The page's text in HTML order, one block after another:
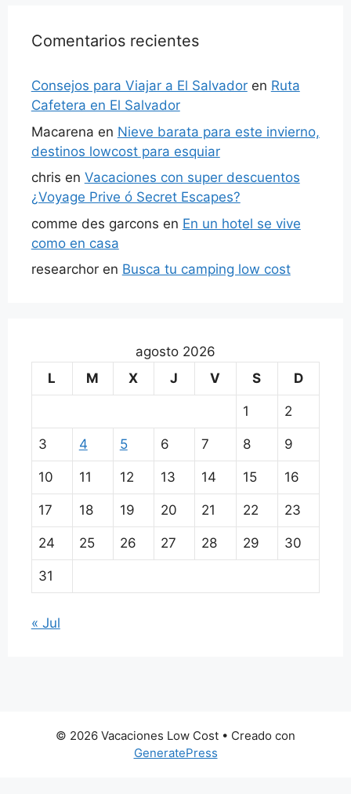
Comentarios recientes
Consejos para Viajar a El Salvadoren Ruta
Cafetera en El Salvador
Macarena en Nieve barata para este invierno,
destinos lowcost para esquiar
chris en Vacaciones con super descuentos
¿Voyage Prive ó Secret Escapes?
comme des garcons en En un hotel se vive
como en casa
researchoren Busca tu camping low cost
agosto 2026
L
M X J V S D
1 2
3 4 5 6 7 8 9
10 11 12 13 14 15 16
17 18 19 20 21 22 23
24 25 26 27 28 29 30
31
« Jul
© 2026 Vacaciones Low Cost • Creado con
GeneratePress